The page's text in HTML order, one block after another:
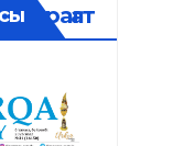
Мұрағат